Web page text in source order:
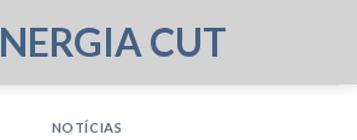
NOTÍCIAS